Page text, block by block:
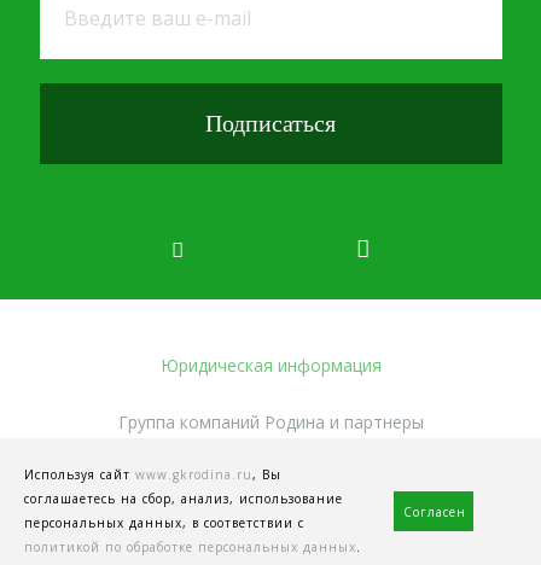
Используя сайт www.gkrodina.ru, Вы
соглашаетесь на сбор, анализ, использование
персональных данных, в соответствии с
политикой по обработке персональных данных.
Согласен
Группа компаний Родина и партнеры
Юридическая информация
Создание сайта
студия Visual Web